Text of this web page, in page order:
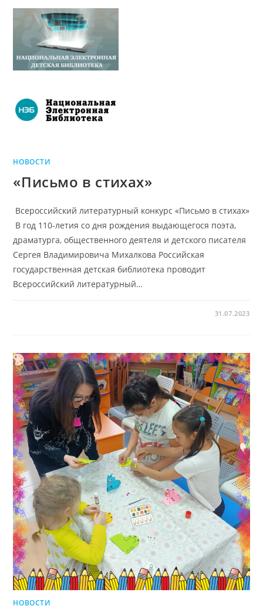
НОВОСТИ
«Письмо в стихах»
Всероссийский литературный конкурс «Письмо в стихах»
В год 110-летия со дня рождения выдающегося поэта,
драматурга, общественного деятеля и детского писателя
Сергея Владимировича Михалкова Российская
государственная детская библиотека проводит
Всероссийский литературный…
31.07.2023
НОВОСТИ